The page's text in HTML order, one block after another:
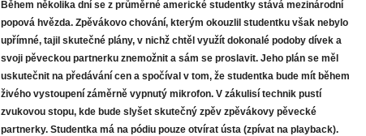
Během několika dní se z průměrné americké studentky stává mezinárodní
popová hvězda. Zpěvákovo chování, kterým okouzlil studentku však nebylo
upřímné, tajil skutečné plány, v nichž chtěl využít dokonalé podoby dívek a
svoji pěveckou partnerku znemožnit a sám se proslavit. Jeho plán se měl
uskutečnit na předávání cen a spočíval v tom, že studentka bude mít během
živého vystoupení záměrně vypnutý mikrofon. V zákulisí technik pustí
zvukovou stopu, kde bude slyšet skutečný zpěv zpěvákovy pěvecké
partnerky. Studentka má na pódiu pouze otvírat ústa (zpívat na playback).